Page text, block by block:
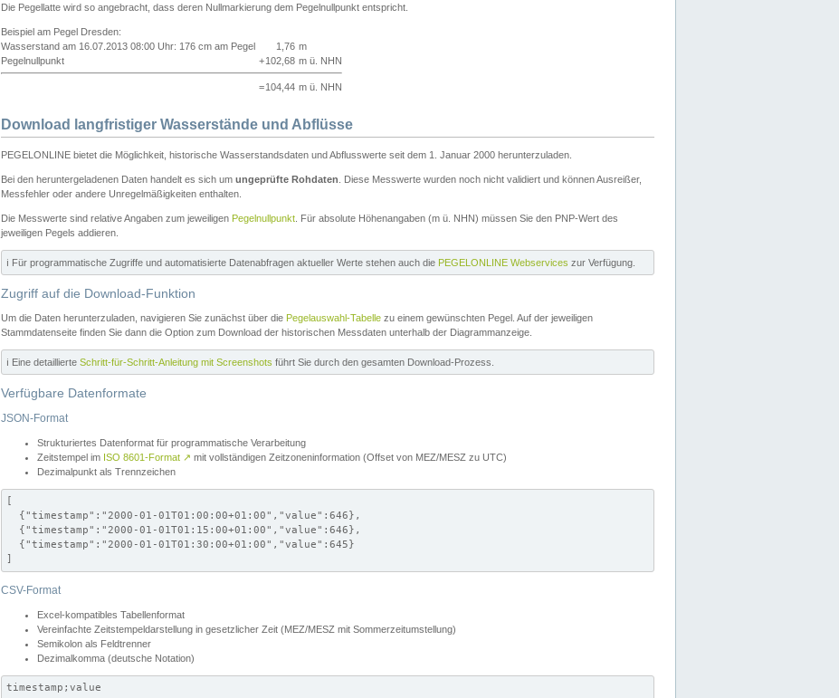
Die Pegellatte wird so angebracht, dass deren Nullmarkierung dem Pegelnullpunkt entspricht.
Beispiel am Pegel Dresden:
Wasserstand am 16.07.2013 08:00 Uhr: 176 cm am Pegel
1,76 m
Pegelnullpunkt
+102,68 m ü. NHN
=104,44 m ü. NHN
Download langfristiger Wasserstände und Abflüsse
PEGELONLINE bietet die Möglichkeit, historische Wasserstandsdaten und Abflusswerte seit dem 1. Januar 2000 herunterzuladen.
Bei den heruntergeladenen Daten handelt es sich um ungeprüfte Rohdaten . Diese Messwerte wurden noch nicht validiert und können Ausreißer,
Messfehler oder andere Unregelmäßigkeiten enthalten.
Die Messwerte sind relative Angaben zum jeweiligen Pegelnullpunkt . Für absolute Höhenangaben (m ü. NHN) müssen Sie den PNP-Wert des
jeweiligen Pegels addieren.
ℹ️ Für programmatische Zugriffe und automatisierte Datenabfragen aktueller Werte stehen auch die PEGELONLINE Webservices zur Verfügung.
Zugriff auf die Download-Funktion
Um die Daten herunterzuladen, navigieren Sie zunächst über die Pegelauswahl-Tabelle zu einem gewünschten Pegel. Auf der jeweiligen
Stammdatenseite finden Sie dann die Option zum Download der historischen Messdaten unterhalb der Diagrammanzeige.
ℹ️ Eine detaillierte Schritt-für-Schritt-Anleitung mit Screenshots führt Sie durch den gesamten Download-Prozess.
Verfügbare Datenformate
JSON-Format
Strukturiertes Datenformat für programmatische Verarbeitung
Zeitstempel im ISO 8601-Format ↗ mit vollständigen Zeitzoneninformation (Offset von MEZ/MESZ zu UTC)
Dezimalpunkt als Trennzeichen
[
  {"timestamp":"2000-01-01T01:00:00+01:00","value":646},
  {"timestamp":"2000-01-01T01:15:00+01:00","value":646},
  {"timestamp":"2000-01-01T01:30:00+01:00","value":645}
]
CSV-Format
Excel-kompatibles Tabellenformat
Vereinfachte Zeitstempeldarstellung in gesetzlicher Zeit (MEZ/MESZ mit Sommerzeitumstellung)
Semikolon als Feldtrenner
Dezimalkomma (deutsche Notation)
timestamp;value